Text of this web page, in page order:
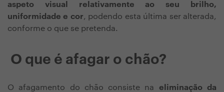
aspeto visual relativamente ao seu brilho,
uniformidade e cor, podendo esta última ser alterada,
conforme o que se pretenda.
O que é afagar o chão?
O afagamento do chão consiste na eliminação da